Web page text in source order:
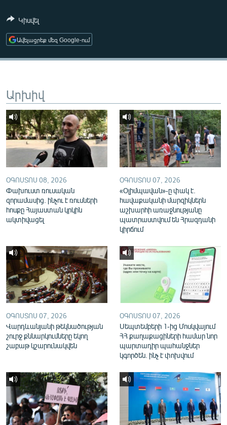
ՄՇԱԿՈՒՅԹ
ՍՊՈՐՏ
ՄԵԿՆԱԲԱՆՈՒԹՅՈՒՆ
ԿՈՐՈՆԱՎԻՐՈՒՍ
ԱՐԽԻՎ
ՏԵՍԱՆՅՈՒԹԵՐ
ԲԱՆԱՎԵՃ
ՓՈԴՔԱՍԹ
Հայերեն
Русский
ՀԵՏԵՎԵՔ ՄԵԶ
«Ազատության» բոլոր կայքերը
Կիսվել
Ավելացրեք մեզ Google-ում
Արխիվ
ՕԳՈՍՏՈՍ 08, 2026
Փախուստ ռուսական
զորամասից. ինչու է ռուսների
հոսքը Հայաստան կրկին
ակտիվացել
ՕԳՈՍՏՈՍ 07, 2026
«Օլիմպավան»-ը փակ է.
հավաքականի մարզիկներն
աշխարհի առաջնությանը
պատրաստվում են Հրազդանի
կիրճում
ՕԳՈՍՏՈՍ 07, 2026
Վարդևանյանի թեկնածության
շուրջ քննարկումները եկող
շաբաթ կշարունակվեն
ՕԳՈՍՏՈՍ 07, 2026
Սեպտեմբերի 1-ից Մոսկվայում
ՀՀ քաղաքացիների համար նոր
պարտադիր պահանջներ
կգործեն. ինչ է փոխվում